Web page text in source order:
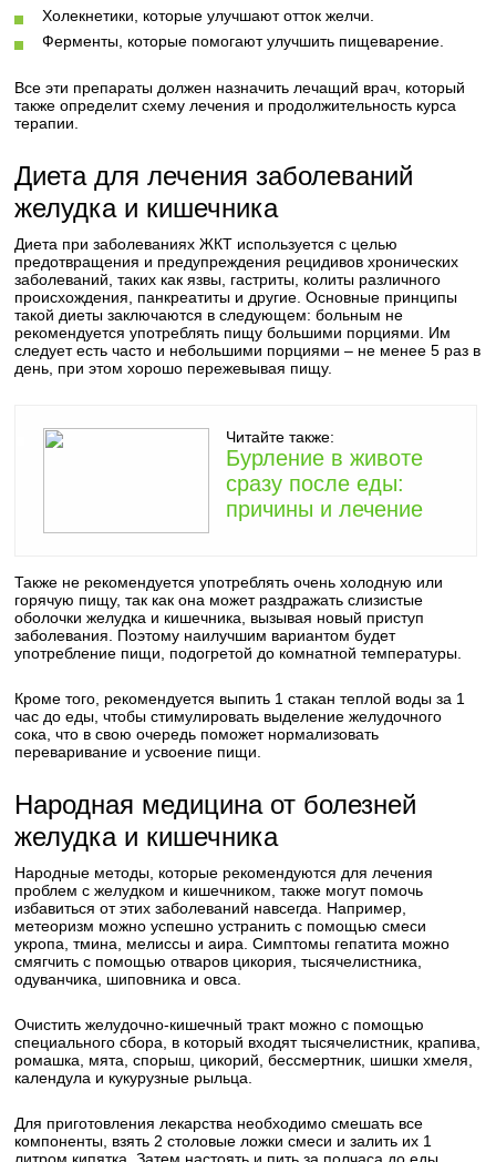
Холекнетики, которые улучшают отток желчи.
Ферменты, которые помогают улучшить пищеварение.
Все эти препараты должен назначить лечащий врач, который
также определит схему лечения и продолжительность курса
терапии.
Диета для лечения заболеваний
желудка и кишечника
Диета при заболеваниях ЖКТ используется с целью
предотвращения и предупреждения рецидивов хронических
заболеваний, таких как язвы, гастриты, колиты различного
происхождения, панкреатиты и другие. Основные принципы
такой диеты заключаются в следующем: больным не
рекомендуется употреблять пищу большими порциями. Им
следует есть часто и небольшими порциями – не менее 5 раз в
день, при этом хорошо пережевывая пищу.
Читайте также:
Бурление в животе
сразу после еды:
причины и лечение
Также не рекомендуется употреблять очень холодную или
горячую пищу, так как она может раздражать слизистые
оболочки желудка и кишечника, вызывая новый приступ
заболевания. Поэтому наилучшим вариантом будет
употребление пищи, подогретой до комнатной температуры.
Кроме того, рекомендуется выпить 1 стакан теплой воды за 1
час до еды, чтобы стимулировать выделение желудочного
сока, что в свою очередь поможет нормализовать
переваривание и усвоение пищи.
Народная медицина от болезней
желудка и кишечника
Народные методы, которые рекомендуются для лечения
проблем с желудком и кишечником, также могут помочь
избавиться от этих заболеваний навсегда. Например,
метеоризм можно успешно устранить с помощью смеси
укропа, тмина, мелиссы и аира. Симптомы гепатита можно
смягчить с помощью отваров цикория, тысячелистника,
одуванчика, шиповника и овса.
Очистить желудочно-кишечный тракт можно с помощью
специального сбора, в который входят тысячелистник, крапива,
ромашка, мята, спорыш, цикорий, бессмертник, шишки хмеля,
календула и кукурузные рыльца.
Для приготовления лекарства необходимо смешать все
компоненты, взять 2 столовые ложки смеси и залить их 1